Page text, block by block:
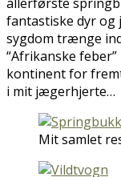
fantastiske dyr
sygdom trænge
“Afrikanske
kontinent for
i mit jægerhjerte…
Mit samlet